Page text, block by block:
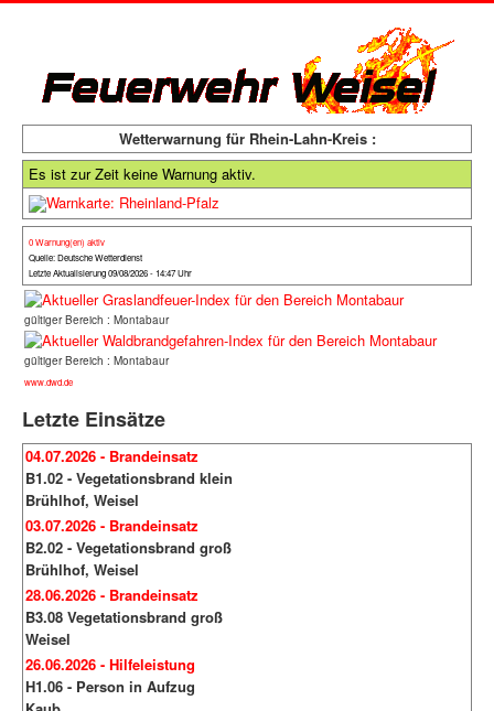
Wetterwarnung für Rhein-Lahn-Kreis :
Es ist zur Zeit keine Warnung aktiv.
0 Warnung(en) aktiv
Quelle: Deutsche Wetterdienst
Letzte Aktualisierung 09/08/2026 - 14:47 Uhr
gültiger Bereich : Montabaur
gültiger Bereich : Montabaur
www.dwd.de
Letzte Einsätze
04.07.2026 - Brandeinsatz
B1.02 - Vegetationsbrand klein
Brühlhof, Weisel
03.07.2026 - Brandeinsatz
B2.02 - Vegetationsbrand groß
Brühlhof, Weisel
28.06.2026 - Brandeinsatz
B3.08 Vegetationsbrand groß
Weisel
26.06.2026 - Hilfeleistung
H1.06 - Person in Aufzug